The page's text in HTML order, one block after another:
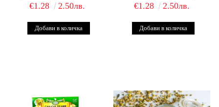
€1.28 2.50лв. €1.28 2.50лв.